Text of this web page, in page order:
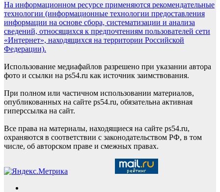
На информационном ресурсе применяются рекомендательные
технологии (информационные технологии предоставления
информации на основе сбора, систематизации и анализа
сведений, относящихся к предпочтениям пользователей сети
«Интернет», находящихся на территории Российской
Федерации).
Использование медиафайлов разрешено при указании автора
фото и ссылки на ps54.ru как источник заимствования.
При полном или частичном использовании материалов,
опубликованных на сайте ps54.ru, обязательна активная
гиперссылка на сайт.
Все права на материалы, находящиеся на сайте ps54.ru,
охраняются в соответствии с законодательством РФ, в том
числе, об авторском праве и смежных правах.